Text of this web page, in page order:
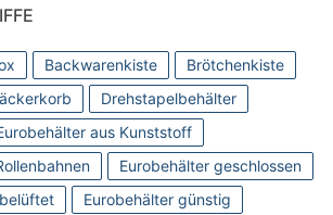
Backwarenkiste
Brötchenkiste
Drehstapelbehälter
aus Kunststoff
Eurobehälter geschlossen
Eurobehälter günstig